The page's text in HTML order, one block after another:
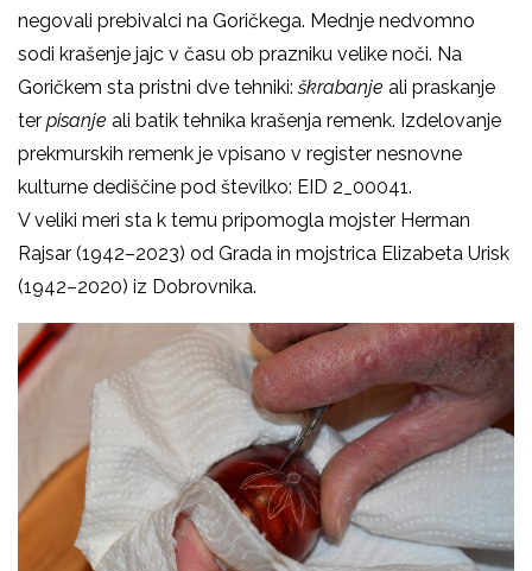
negovali prebivalci na Goričkega. Mednje nedvomno
sodi krašenje jajc v času ob prazniku velike noči. Na
Goričkem sta pristni dve tehniki: škrabanje ali praskanje
ter pisanje ali batik tehnika krašenja remenk. Izdelovanje
prekmurskih remenk je vpisano v register nesnovne
kulturne dediščine pod številko: EID 2_00041.
V veliki meri sta k temu pripomogla mojster Herman
Rajsar (1942–2023) od Grada in mojstrica Elizabeta Urisk
(1942–2020) iz Dobrovnika.